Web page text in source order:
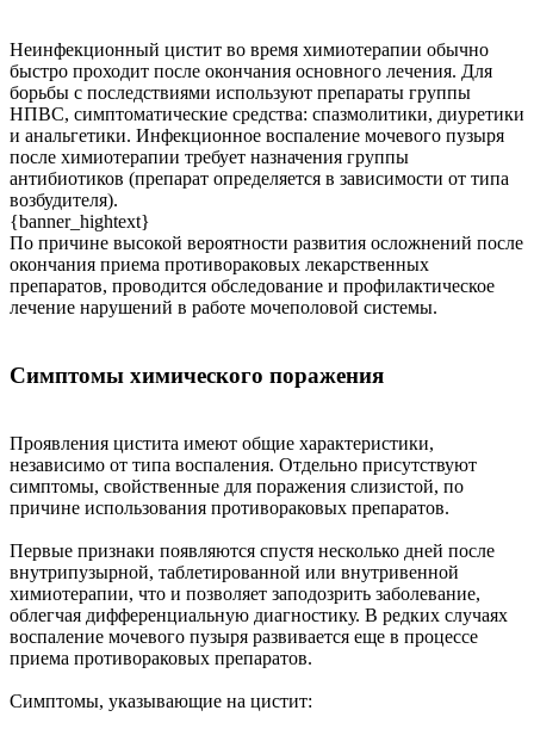
Неинфекционный цистит во время химиотерапии обычно
быстро проходит после окончания основного лечения. Для
борьбы с последствиями используют препараты группы
НПВС, симптоматические средства: спазмолитики, диуретики
и анальгетики. Инфекционное воспаление мочевого пузыря
после химиотерапии требует назначения группы
антибиотиков (препарат определяется в зависимости от типа
возбудителя).
{banner_hightext}
По причине высокой вероятности развития осложнений после
окончания приема противораковых лекарственных
препаратов, проводится обследование и профилактическое
лечение нарушений в работе мочеполовой системы.
Симптомы химического поражения
Проявления цистита имеют общие характеристики,
независимо от типа воспаления. Отдельно присутствуют
симптомы, свойственные для поражения слизистой, по
причине использования противораковых препаратов.
Первые признаки появляются спустя несколько дней после
внутрипузырной, таблетированной или внутривенной
химиотерапии, что и позволяет заподозрить заболевание,
облегчая дифференциальную диагностику. В редких случаях
воспаление мочевого пузыря развивается еще в процессе
приема противораковых препаратов.
Симптомы, указывающие на цистит: